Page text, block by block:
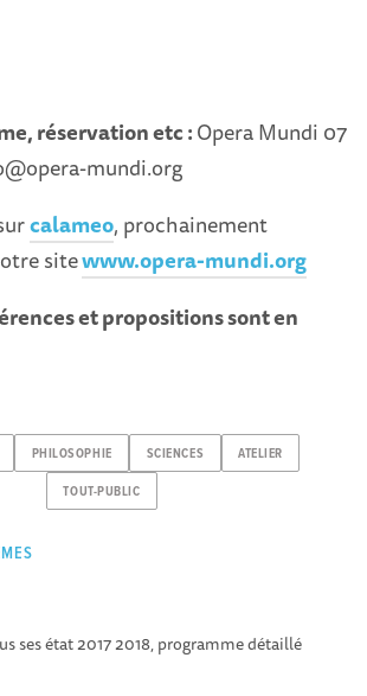
réservation etc :Opera Mundi 07
mundi.org
calameo, prochainement
sitewww.opera-mundi.org
et propositions sont en
PHILOSOPHIE SCIENCES ATELIER
TOUT-PUBLIC
ses état 2017 2018, programme détaillé